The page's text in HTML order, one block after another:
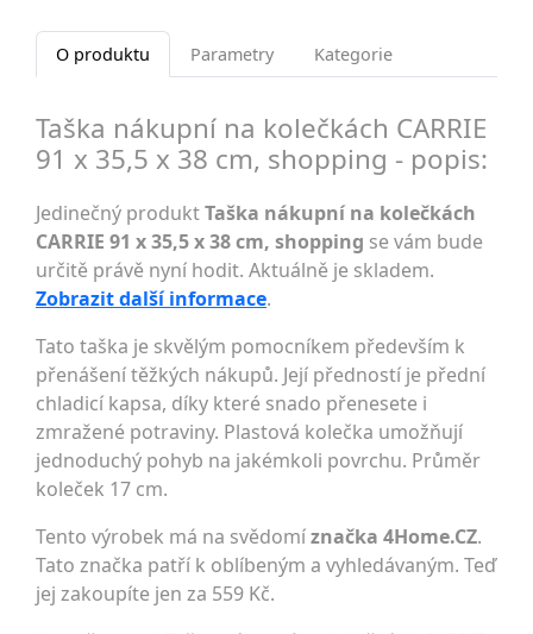
O produktu Parametry Kategorie
Taška nákupní na kolečkách CARRIE
91 x 35,5 x 38 cm, shopping - popis:
Jedinečný produktTaška nákupní na kolečkách
CARRIE 91 x 35,5 x 38 cm, shopping se vám bude
určitě právě nyní hodit. Aktuálně je skladem.
Zobrazit další informace.
Tato taška je skvělým pomocníkem především k
přenášení těžkých nákupů. Její předností je přední
chladicí kapsa, díky které snado přenesete i
zmražené potraviny. Plastová kolečka umožňují
jednoduchý pohyb na jakémkoli povrchu. Průměr
koleček 17 cm.
Tento výrobek má na svědomíznačka 4Home.CZ.
Tato značka patří k oblíbeným a vyhledávaným. Teď
jej zakoupíte jen za 559 Kč.